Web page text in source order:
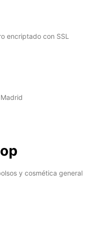
encriptado con SSL
y cosmética general